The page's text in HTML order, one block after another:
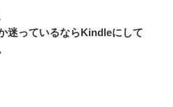
迷っているならKindleにして